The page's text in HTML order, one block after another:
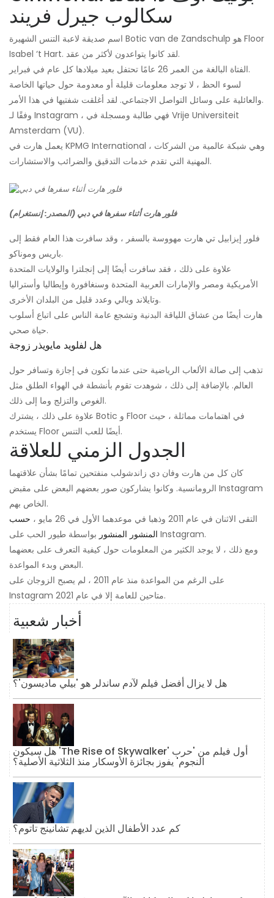
سكالوب جيرل فريند
اسم صديقة لاعبة التنس الشهيرة Botic van de Zandschulp هو Floor
Isabel ‘t Hart. لقد كانوا يتواعدون لأكثر من عقد.
الفتاة البالغة من العمر 26 عامًا تحتفل بعيد ميلادها كل عام في فبراير.
لسوء الحظ ، لا توجد معلومات قليلة أو معدومة حول حياتها الخاصة
والعائلية على وسائل التواصل الاجتماعي. لقد أغلقت شفتيها في هذا الأمر.
وفقًا لـ Instagram ، فهي طالبة ومسجلة في Vrije Universiteit
Amsterdam (VU).
يعمل هارت في KPMG International ، وهي شبكة عالمية من الشركات
المهنية التي تقدم خدمات التدقيق والضرائب والاستشارات.
فلور هارت أثناء سفرها في دبي (المصدر: إنستغرام)
فلور إيزابيل تي هارت مهووسة بالسفر ، وقد سافرت هذا العام فقط إلى
باريس وموناكو.
علاوة على ذلك ، فقد سافرت أيضًا إلى إنجلترا والولايات المتحدة
الأمريكية ومصر والإمارات العربية المتحدة وسنغافورة وإيطاليا وأستراليا
وتايلاند وبالي وعدد قليل من البلدان الأخرى.
هارت أيضًا من عشاق اللياقة البدنية وتشجع عامة الناس على اتباع أسلوب
حياة صحي.
هل لفلويد مايويذر زوجة
تذهب إلى صالة الألعاب الرياضية حتى عندما تكون في إجازة وتسافر حول
العالم. بالإضافة إلى ذلك ، شوهدت تقوم بأنشطة في الهواء الطلق مثل
الغوص والتزلج وما إلى ذلك.
علاوة على ذلك ، يشترك Botic و Floor في اهتمامات مماثلة ، حيث
يستخدم Floor أيضًا للعب التنس.
الجدول الزمني للعلاقة
كان كل من هارت وفان دي زاندشولب منفتحين تمامًا بشأن علاقتهما
الرومانسية. وكانوا يشاركون صور بعضهم البعض على مقبض Instagram
الخاص بهم.
التقى الاثنان في عام 2011 وذهبا في موعدهما الأول في 26 مايو ،
حسب
المنشور المنشور بواسطة طيور الحب على Instagram.
ومع ذلك ، لا يوجد الكثير من المعلومات حول كيفية التعرف على بعضهما
البعض وبدء المواعدة.
على الرغم من المواعدة منذ عام 2011 ، لم يصبح الزوجان على
Instagram متاحين للعامة إلا في عام 2021.
أخبار شعبية
هل لا يزال أفضل فيلم لآدم ساندلر هو 'بيلي ماديسون'؟
هل سيكون 'The Rise of Skywalker' أول فيلم من 'حرب
النجوم' يفوز بجائزة الأوسكار منذ الثلاثية الأصلية؟
كم عدد الأطفال الذين لديهم تشانينج تاتوم؟